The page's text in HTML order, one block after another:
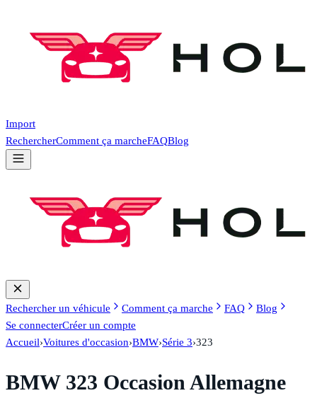
Import
RechercherComment ça marcheFAQBlog
Rechercher un véhicule Comment ça marche FAQ
Blog
Se connecterCréer un compte
Accueil›Voitures d'occasion›BMW›Série 3›323
BMW 323 Occasion Allemagne